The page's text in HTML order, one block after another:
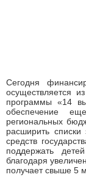
Сегодня
осуществляется
программы «14
обеспечение
региональных
расширить
средств
поддержать
благодаря
получает свыше 5